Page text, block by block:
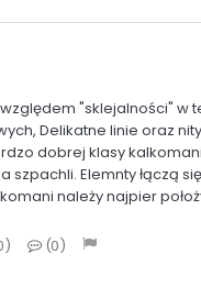
"sklejalności" w
Delikatne linie oraz
dobrej klasy
Elemnty łączą
należy najpier
0